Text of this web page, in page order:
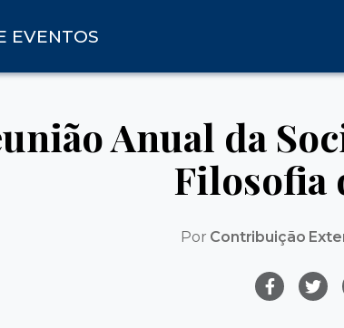
EVENTOS
Anual da
Filosofia
Por Contribuição